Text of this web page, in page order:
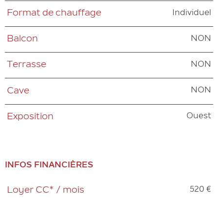
Format de chauffage Individuel
Balcon NON
Terrasse NON
Cave NON
Exposition Ouest
INFOS FINANCIÈRES
Caractéristiques Valeurs
Loyer CC* / mois 520 €